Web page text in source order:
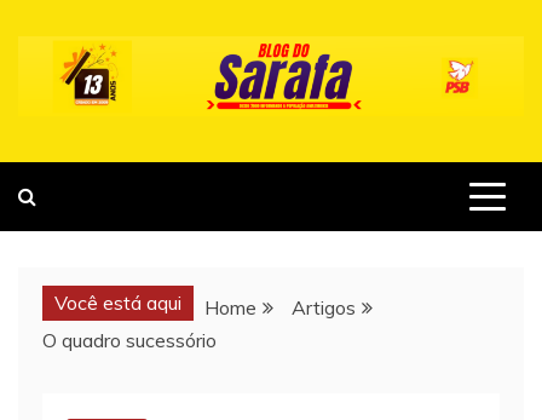
content
Você está aqui Home
Artigos
O quadro sucessório